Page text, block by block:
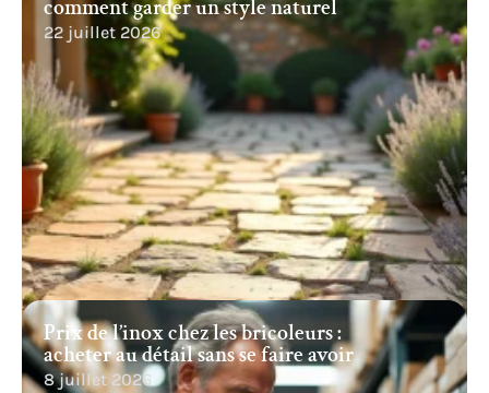
comment garder un style naturel
22 juillet 2026
Prix de l’inox chez les bricoleurs :
acheter au détail sans se faire avoir
8 juillet 2026